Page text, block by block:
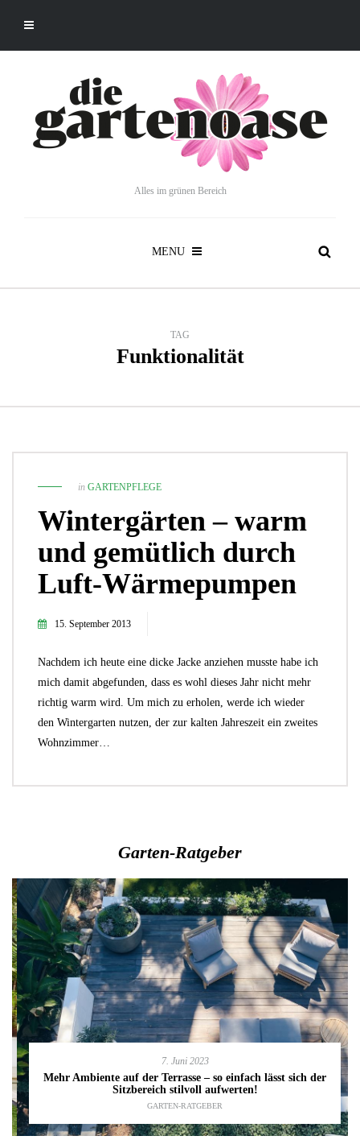
Alles im grünen Bereich
MENU
TAG
Funktionalität
in GARTENPFLEGE
Wintergärten – warm
und gemütlich durch
Luft-Wärmepumpen
15. September 2013
Nachdem ich heute eine dicke Jacke anziehen musste habe ich
mich damit abgefunden, dass es wohl dieses Jahr nicht mehr
richtig warm wird. Um mich zu erholen, werde ich wieder
den Wintergarten nutzen, der zur kalten Jahreszeit ein zweites
Wohnzimmer…
Garten-Ratgeber
7. Juni 2023
Mehr Ambiente auf der Terrasse – so einfach lässt sich der
Sitzbereich stilvoll aufwerten!
GARTEN-RATGEBER